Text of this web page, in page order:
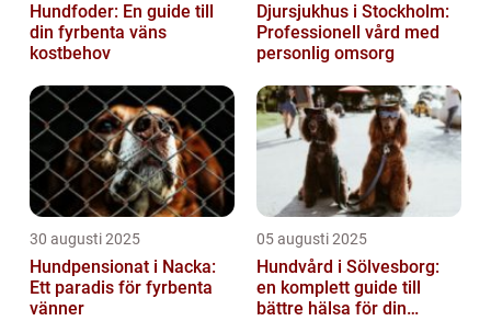
Hundfoder: En guide till
din fyrbenta väns
kostbehov
Djursjukhus i Stockholm:
Professionell vård med
personlig omsorg
30 augusti 2025
Hundpensionat i Nacka:
Ett paradis för fyrbenta
vänner
05 augusti 2025
Hundvård i Sölvesborg:
en komplett guide till
bättre hälsa för din